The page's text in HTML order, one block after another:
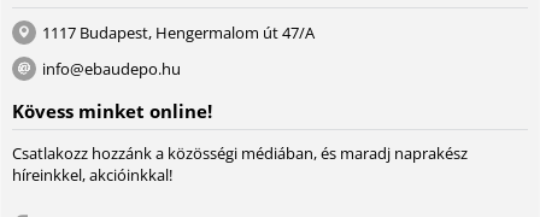
1117 Budapest, Hengermalom út 47/A
info@ebaudepo.hu
Kövess minket online!
Csatlakozz hozzánk a közösségi médiában, és maradj naprakész
híreinkkel, akcióinkkal!